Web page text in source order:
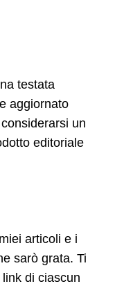
testata
aggiornato
un
editoriale
articoli e i
sarò grata. Ti
di ciascun